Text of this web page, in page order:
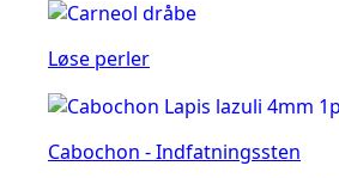
Løse perler
Cabochon - Indfatningssten